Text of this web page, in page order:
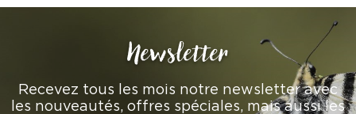
Newsletter
Recevez tous les mois notre newsletter avec
les nouveautés, offres spéciales, mais aussi les